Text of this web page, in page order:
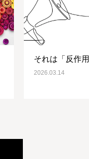
それは「反作
2026.03.14